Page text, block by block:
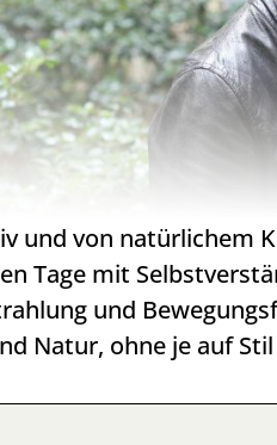
und von natürlichem
Tage mit
und
Natur, ohne je auf